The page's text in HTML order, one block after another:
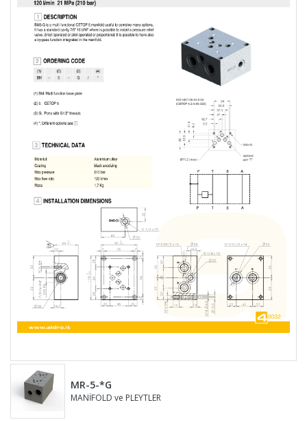
MR-5-*G
MANİFOLD ve PLEYTLER